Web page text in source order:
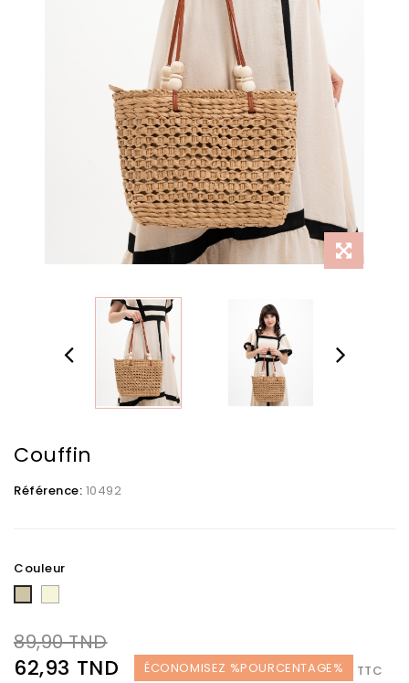
Couffin
Référence: 10492
Couleur
Taupe
89,90 TND
62,93 TND ÉCONOMISEZ %POURCENTAGE% TTC